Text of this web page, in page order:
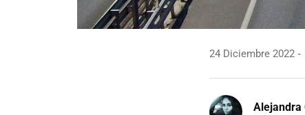
24 Diciembre 2022
Alejandra